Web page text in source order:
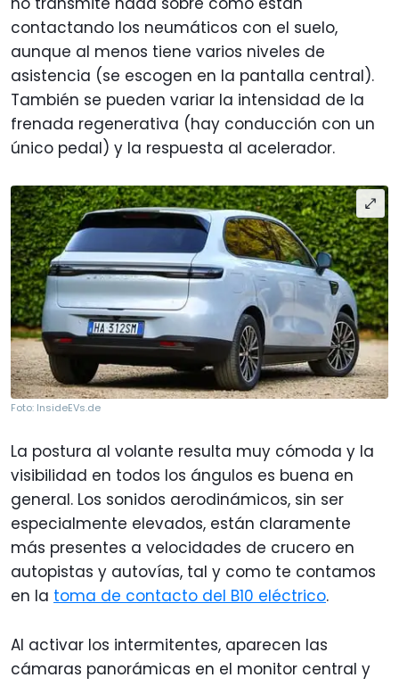
contactando los neumáticos con el suelo,
aunque al menos tiene varios niveles de
asistencia (se escogen en la pantalla central).
También se pueden variar la intensidad de la
frenada regenerativa (hay conducción con un
único pedal) y la respuesta al acelerador.
Foto: InsideEVs.de
La postura al volante resulta muy cómoda y la
visibilidad en todos los ángulos es buena en
general. Los sonidos aerodinámicos, sin ser
especialmente elevados, están claramente
más presentes a velocidades de crucero en
autopistas y autovías, tal y como te contamos
en la toma de contacto del B10 eléctrico.
Al activar los intermitentes, aparecen las
cámaras panorámicas en el monitor central y